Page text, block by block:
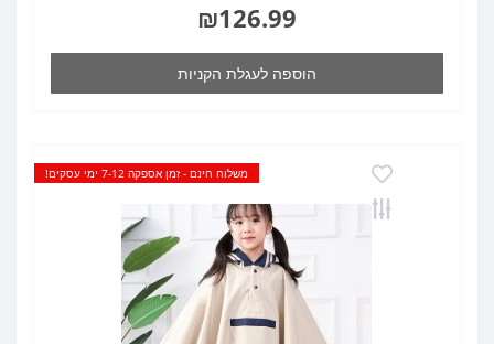
₪126.99
הוספה לעגלת הקניות
משלוח חינם - זמן אספקה 7-12 ימי עסקים!